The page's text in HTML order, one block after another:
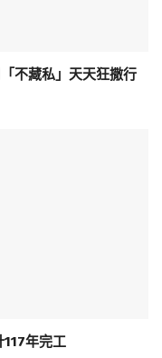
不藏私」天天狂撒行
年完工